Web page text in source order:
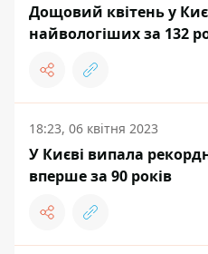
Дощовий квітень у
найвологіших за 132
18:23, 06 квітня 2023
У Києві випала
вперше за 90 років